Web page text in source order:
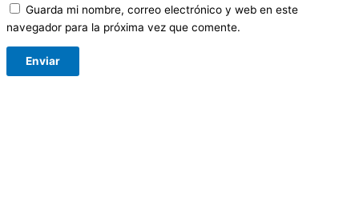
Guarda mi nombre, correo electrónico y web en este
navegador para la próxima vez que comente.